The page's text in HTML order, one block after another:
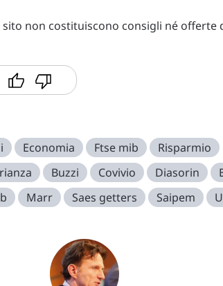
non costituiscono consigli né offerte
Economia Ftse mib Risparmio
Buzzi Covivio Diasorin
Marr Saes getters Saipem